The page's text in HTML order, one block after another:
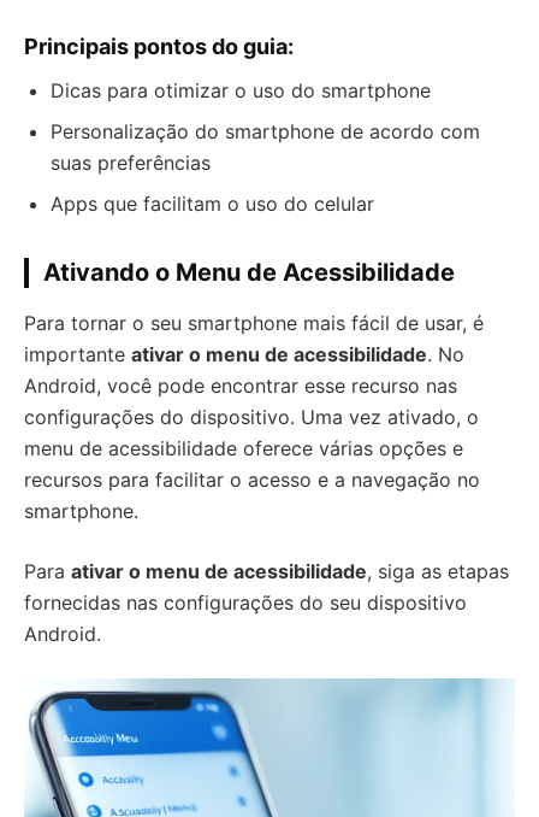
Principais pontos do guia:
Dicas para otimizar o uso do smartphone
Personalização do smartphone de acordo com
suas preferências
Apps que facilitam o uso do celular
Ativando o Menu de Acessibilidade
Para tornar o seu smartphone mais fácil de usar, é
importante ativar o menu de acessibilidade. No
Android, você pode encontrar esse recurso nas
configurações do dispositivo. Uma vez ativado, o
menu de acessibilidade oferece várias opções e
recursos para facilitar o acesso e a navegação no
smartphone.
Para ativar o menu de acessibilidade, siga as etapas
fornecidas nas configurações do seu dispositivo
Android.